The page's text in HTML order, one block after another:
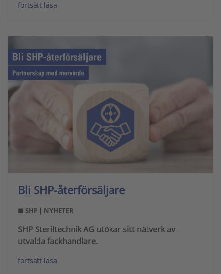
fortsätt läsa
Bli SHP-återförsäljare
■ SHP | NYHETER
SHP Steriltechnik AG utökar sitt nätverk av
utvalda fackhandlare.
fortsätt läsa